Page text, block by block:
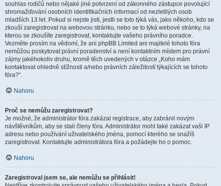
souhlas rodičů nebo nějaké jiné potvrzení od zákonného zástupce povolující
shromažďování osobních identifikačních informací od nezletilých osob
mladších 13 let. Pokud si nejste jisti, jestli se toto týká vás, jako někoho, kdo se
zkouší zaregistrovat na webovou stránku, nebo se to týká webové stránky, na
kterou se zkoušíte zaregistrovat, kontaktujte vašeho právního poradce.
Vezměte prosím na vědomí, že ani phpBB Limited ani majitelé tohoto fóra
nemůžou poskytovat právní poradenství a není kontaktním místem pro právní
zájmy jakéhokoliv druhu, kromě těch uvedených v otázce „Koho mám
kontaktovat ohledně stížnosti a/nebo právních záležitostí týkajících se tohoto
fóra?“.
Nahoru
Proč se nemůžu zaregistrovat?
Je možné, že administrátor fóra zakázal registrace, aby zabránil novým
návštěvníkům, aby se stali členy fóra. Administrátor mohl také zakázat vaši IP
adresu nebo používání uživatelského jména, pomocí kterého se snažíš
zaregistrovat. Kontaktujte administrátora fóra a požádejte ho o pomoc.
Nahoru
Zaregistroval jsem se, ale nemůžu se přihlásit!